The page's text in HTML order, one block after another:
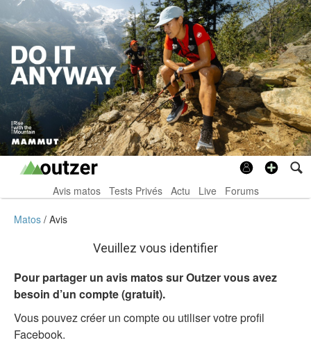
Avis matos Tests Privés Actu Live Forums
Matos Avis
Veuillez vous identifier
Pour partager un avis matos sur Outzer vous avez
besoin d’un compte (gratuit).
Vous pouvez créer un compte ou utiliser votre profil
Facebook.